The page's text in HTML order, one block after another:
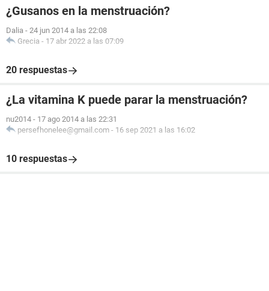
¿Gusanos en la menstruación?
Dalia - 24 jun 2014 a las 22:08
Grecia - 17 abr 2022 a las 07:09
20 respuestas
¿La vitamina K puede parar la menstruación?
nu2014 - 17 ago 2014 a las 22:31
persefhonelee@gmail.com - 16 sep 2021 a las 16:02
10 respuestas